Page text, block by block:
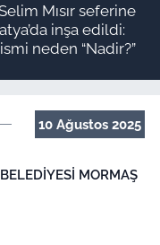
Mısır seferine
inşa edildi:
neden “Nadir?”
10 Ağustos 2025
MORMAŞ